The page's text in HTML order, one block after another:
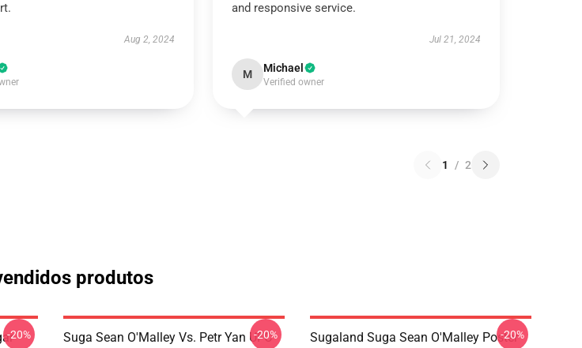
Aug 2, 2024
and responsive service.
Jul 21, 2024
M Michael
Verified owner
1 / 2
produtos
-20%
Suga Sean O'Malley Vs. Petr Yan UFC
-20%
Sugaland Suga Sean O'Malley Poster
-20%